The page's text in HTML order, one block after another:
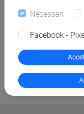
Percorso
Italian
Certificazione
Open Badge
Necessari
Facebook -